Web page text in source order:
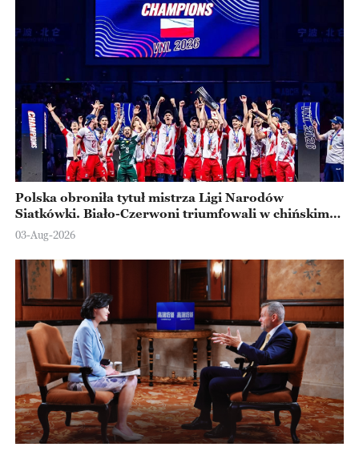
Polska obroniła tytuł mistrza Ligi Narodów
Siatkówki. Biało-Czerwoni triumfowali w chińskim
Ningbo
03-Aug-2026